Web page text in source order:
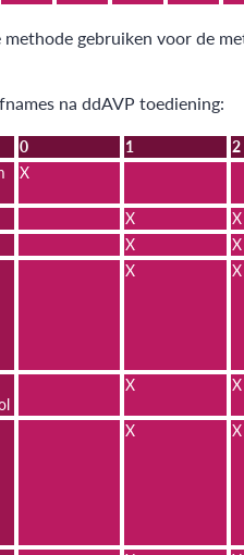
gebruiken voor de
na ddAVP toediening:
0 1
2
X
X
X
X
X
X X
X X
X X